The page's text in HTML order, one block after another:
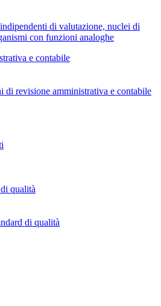
di valutazione, nuclei di
con funzioni analoghe
e contabile
di revisione amministrativa e contabile
qualità
di qualità